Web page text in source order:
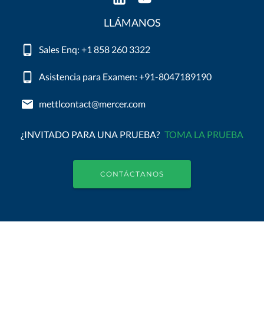
LLÁMANOS
Sales Enq: +1 858 260 3322
Asistencia para Examen: +91-8047189190
mettlcontact@mercer.com
¿INVITADO PARA UNA PRUEBA? TOMA LA PRUEBA
CONTÁCTANOS